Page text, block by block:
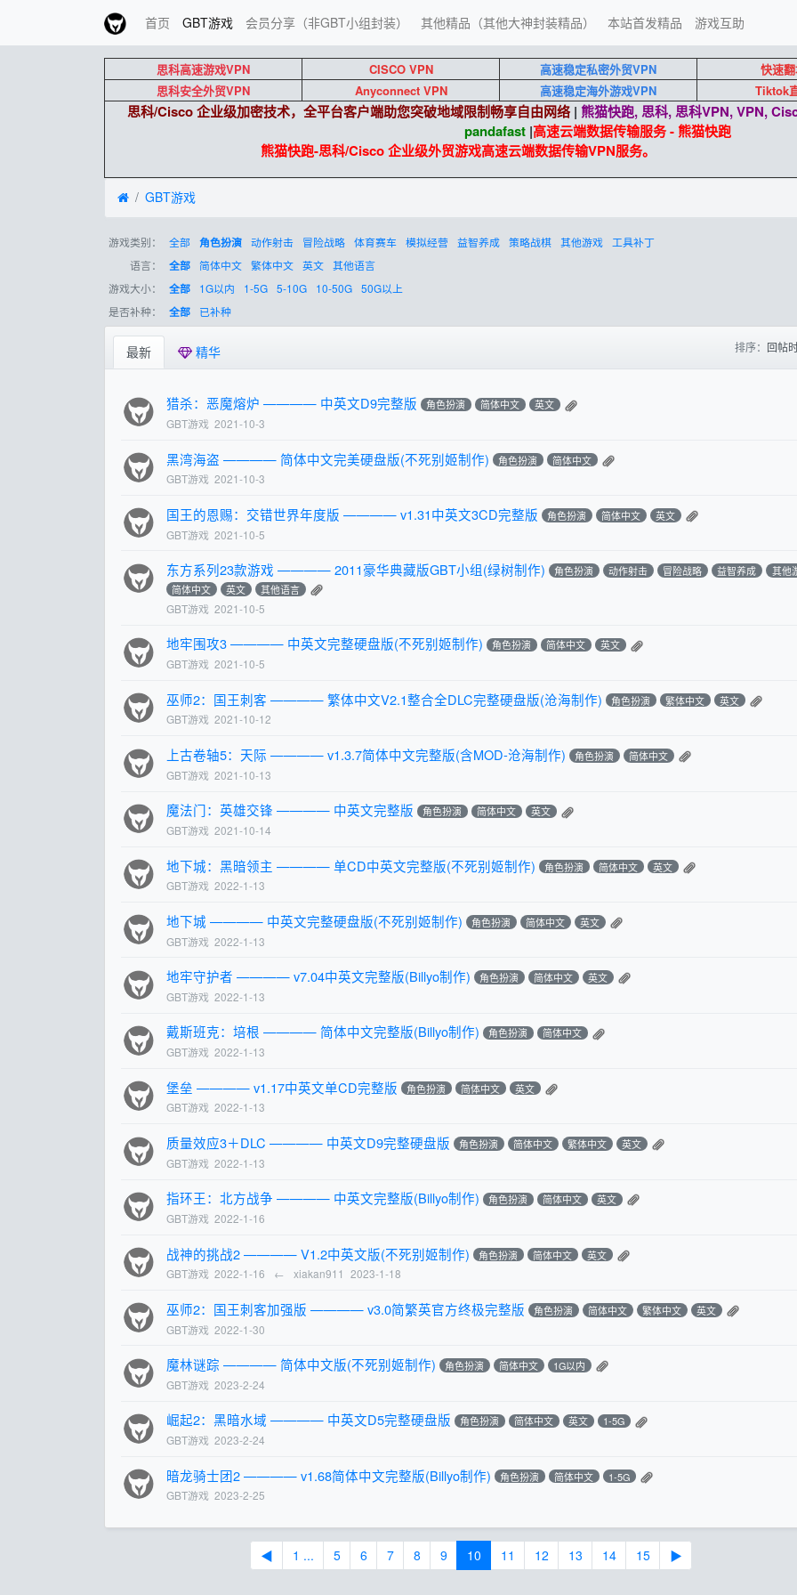
首页 GBT游戏 会员分享（非GBT小组封装） 其他精品（其他大神封装精品） 本站首发精品 游戏互助
思科高速游戏VPN CISCO VPN 高速稳定私密外贸VPN 快速
思科安全外贸VPN
Anyconnect VPN 高速稳定海外游戏VPN Tiktok
思科/Cisco 企业级加密技术，全平台客户端助您突破地域限制畅享自由网络| 熊猫快跑, 思科, 思科VPN, VPN,
pandafast |高速云端数据传输服务 - 熊猫快跑
熊猫快跑-思科/Cisco 企业级外贸游戏高速云端数据传输VPN服务。
GBT游戏
游戏类别： 全部 角色扮演 动作射击 冒险战略 体育赛车 模拟经营 益智养成 策略战棋 其他游戏
工具补丁
语言：
全部 简体中文 繁体中文 英文 其他语言
游戏大小：
全部 1G以内 1-5G 5-10G 10-50G 50G以上
是否补种：
全部 已补种
最新 精华 排序： 回帖
猎杀：恶魔熔炉 ———— 中英文D9完整版 角色扮演 简体中文 英文
GBT游戏 2021-10-3
黑湾海盗 ———— 简体中文完美硬盘版(不死别姬制作) 角色扮演 简体中文
GBT游戏 2021-10-3
国王的恩赐：交错世界年度版 ———— v1.31中英文3CD完整版 角色扮演 简体中文 英文
GBT游戏 2021-10-5
东方系列23款游戏 ———— 2011豪华典藏版GBT小组(绿树制作) 角色扮演 动作射击 冒险战略 益智养成
其他
简体中文
英文 其他语言
GBT游戏 2021-10-5
地牢围攻3 ———— 中英文完整硬盘版(不死别姬制作) 角色扮演 简体中文 英文
GBT游戏 2021-10-5
巫师2：国王刺客 ———— 繁体中文V2.1整合全DLC完整硬盘版(沧海制作) 角色扮演 繁体中文 英文
GBT游戏 2021-10-12
上古卷轴5：天际 ———— v1.3.7简体中文完整版(含MOD-沧海制作) 角色扮演 简体中文
GBT游戏 2021-10-13
魔法门：英雄交锋 ———— 中英文完整版 角色扮演 简体中文 英文
GBT游戏 2021-10-14
地下城：黑暗领主 ———— 单CD中英文完整版(不死别姬制作) 角色扮演 简体中文 英文
GBT游戏 2022-1-13
地下城 ———— 中英文完整硬盘版(不死别姬制作) 角色扮演 简体中文 英文
GBT游戏 2022-1-13
地牢守护者 ———— v7.04中英文完整版(Billyo制作) 角色扮演 简体中文 英文
GBT游戏 2022-1-13
戴斯班克：培根 ———— 简体中文完整版(Billyo制作) 角色扮演 简体中文
GBT游戏 2022-1-13
堡垒 ———— v1.17中英文单CD完整版 角色扮演 简体中文 英文
GBT游戏 2022-1-13
质量效应3＋DLC ———— 中英文D9完整硬盘版 角色扮演 简体中文 繁体中文 英文
GBT游戏 2022-1-13
指环王：北方战争 ———— 中英文完整版(Billyo制作) 角色扮演 简体中文 英文
GBT游戏 2022-1-16
战神的挑战2 ———— V1.2中英文版(不死别姬制作) 角色扮演 简体中文 英文
GBT游戏 2022-1-16 ← xiakan911 2023-1-18
巫师2：国王刺客加强版 ———— v3.0简繁英官方终极完整版 角色扮演 简体中文 繁体中文 英文
GBT游戏 2022-1-30
魔林谜踪 ———— 简体中文版(不死别姬制作) 角色扮演 简体中文 1G以内
GBT游戏 2023-2-24
崛起2：黑暗水域 ———— 中英文D5完整硬盘版 角色扮演 简体中文 英文 1-5G
GBT游戏 2023-2-24
暗龙骑士团2 ———— v1.68简体中文完整版(Billyo制作) 角色扮演 简体中文 1-5G
GBT游戏 2023-2-25
◀ 1 ... 5 6 7 8 9 10 11 12 13 14 15 ▶